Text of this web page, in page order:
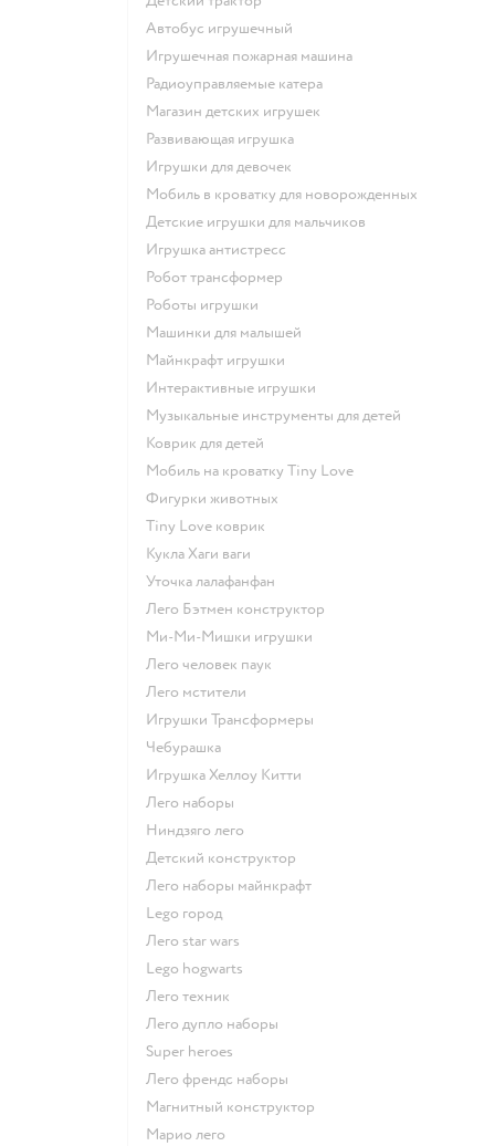
Автобус игрушечный
Игрушечная пожарная машина
Радиоуправляемые катера
Магазин детских игрушек
Развивающая игрушка
Игрушки для девочек
Мобиль в кроватку для новорожденных
Детские игрушки для мальчиков
Игрушка антистресс
Робот трансформер
Роботы игрушки
Машинки для малышей
Майнкрафт игрушки
Интерактивные игрушки
Музыкальные инструменты для детей
Коврик для детей
Мобиль на кроватку Tiny Love
Фигурки животных
Tiny Love коврик
Кукла Хаги ваги
Уточка лалафанфан
Лего Бэтмен конструктор
Ми-Ми-Мишки игрушки
Лего человек паук
Лего мстители
Игрушки Трансформеры
Чебурашка
Игрушка Хеллоу Китти
Лего наборы
Ниндзяго лего
Детский конструктор
Лего наборы майнкрафт
Lego город
Лего star wars
Lego hogwarts
Лего техник
Лего дупло наборы
Super heroes
Лего френдс наборы
Магнитный конструктор
Марио лего